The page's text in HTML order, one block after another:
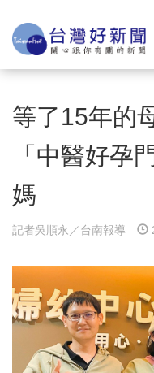
等了15年
「中醫好孕
媽
記者吳順永／台南報導